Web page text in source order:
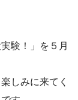
験！」を５月
しみに来てく